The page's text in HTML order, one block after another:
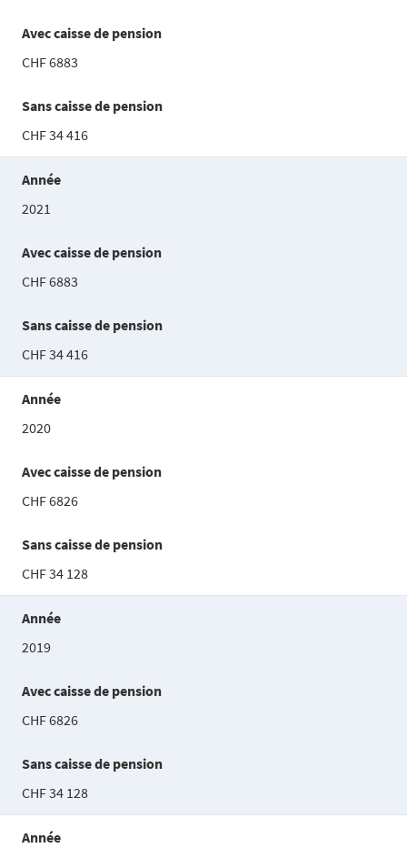
Avec caisse de pension
CHF 6883
Sans caisse de pension
CHF 34 416
Année
2021
Avec caisse de pension
CHF 6883
Sans caisse de pension
CHF 34 416
Année
2020
Avec caisse de pension
CHF 6826
Sans caisse de pension
CHF 34 128
Année
2019
Avec caisse de pension
CHF 6826
Sans caisse de pension
CHF 34 128
Année